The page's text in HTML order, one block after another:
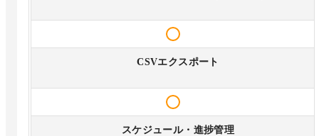
CSVエクスポート
スケジュール・進捗管理